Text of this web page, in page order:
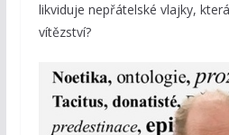
likviduje nepřátelské vlajky,
vítězství?